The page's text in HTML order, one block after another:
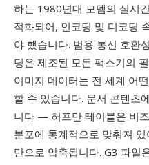
하는 1980년대 모뎀의 실시
적화되어, 인코딩 및 디코딩
야 했습니다. 범용 통신 호
딩은 제조된 모든 팩스기의
이미지 데이터는 전 세계 어
할 수 있습니다. 문서 콘텐츠
니다 — 허프만 테이블은 비
분포에 통계적으로 맞춰져
만으로 압축됩니다. G3 파일